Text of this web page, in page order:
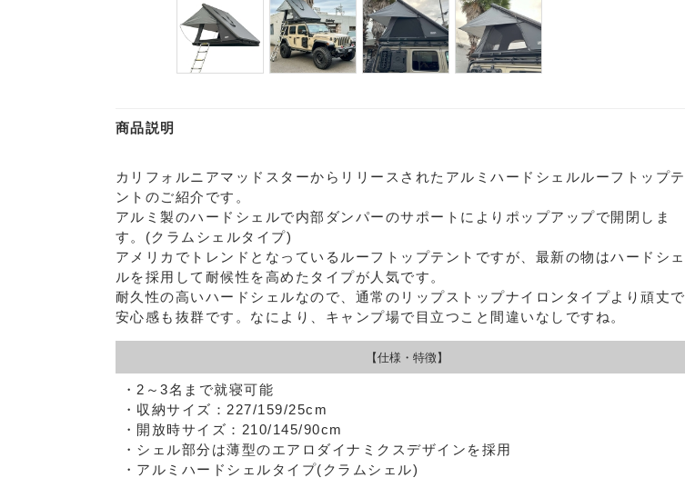
商品説明
カリフォルニアマッドスターからリリースされたアルミハードシェルルーフトップテ
ントのご紹介です。
アルミ製のハードシェルで内部ダンパーのサポートによりポップアップで開閉しま
す。(クラムシェルタイプ)
アメリカでトレンドとなっているルーフトップテントですが、最新の物はハードシェ
ルを採用して耐候性を高めたタイプが人気です。
耐久性の高いハードシェルなので、通常のリップストップナイロンタイプより頑丈で
安心感も抜群です。なにより、キャンプ場で目立つこと間違いなしですね。
【仕様・特徴】
・2～3名まで就寝可能
・収納サイズ：227/159/25cm
・開放時サイズ：210/145/90cm
・シェル部分は薄型のエアロダイナミクスデザインを採用
・アルミハードシェルタイプ(クラムシェル)